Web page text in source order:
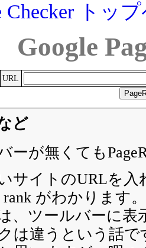
Checker トッ
Google
URL
ど
ーが無くても
サイトのURLを
rank がわかります。
、ツールバーに表
は違うという話